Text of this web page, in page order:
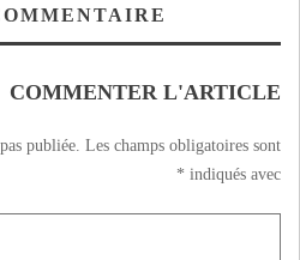
COMMENTER L'ARTICLE
publiée. Les champs obligatoires sont
indiqués avec
*